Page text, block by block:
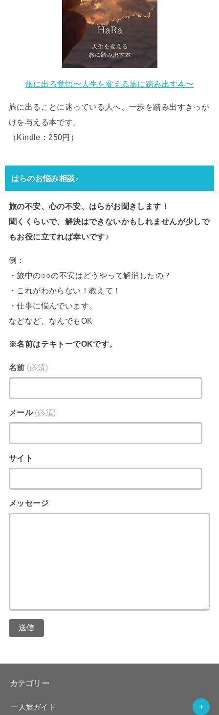
旅に出る覚悟〜人生を変える旅に踏み出す本〜
旅に出ることに迷っている人へ、一歩を踏み出すきっか
けを与える本です。
（Kindle：250円）
はらのお悩み相談♪
旅の不安、心の不安、はらがお聞きします！
聞くくらいで、解決はできないかもしれませんが少しで
もお役に立てれば幸いです♪
例：
・旅中の○○の不安はどうやって解消したの？
・これがわからない！教えて！
・仕事に悩んでいます。
などなど、なんでもOK
※名前はテキトーでOKです。
名前 (必須)
メール (必須)
サイト
メッセージ
送信
カテゴリー
一人旅ガイド